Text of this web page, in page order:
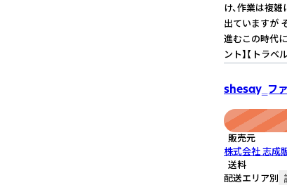
け、作業は複
出ていますが
進むこの時代に
ント】【トラベ
shesay‗フ
販売元
株式会社 志成
送料
配送エリア別